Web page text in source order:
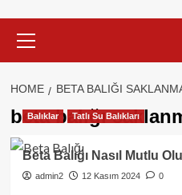
Menu
HOME BETA BALIĞI
beta balığı
Balıklar Tatlı Su Balıkları
Beta Balığı Nasıl Mutlu
admin2 12 Kasım 2024 0